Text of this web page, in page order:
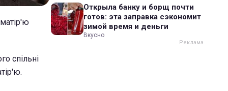
спільні
Открыла банку и борщ почти
готов: эта заправка сэкономит
зимой время и деньги
Вкусно